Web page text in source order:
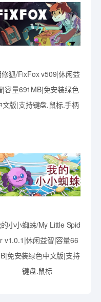
狐/FixFox v509|休闲益
|容量691MB|免安装绿色
文版|支持键盘.鼠标.手柄
小小蜘蛛/My Little Spid
v1.0.1|休闲益智|容量66
免安装绿色中文版|支持
键盘.鼠标